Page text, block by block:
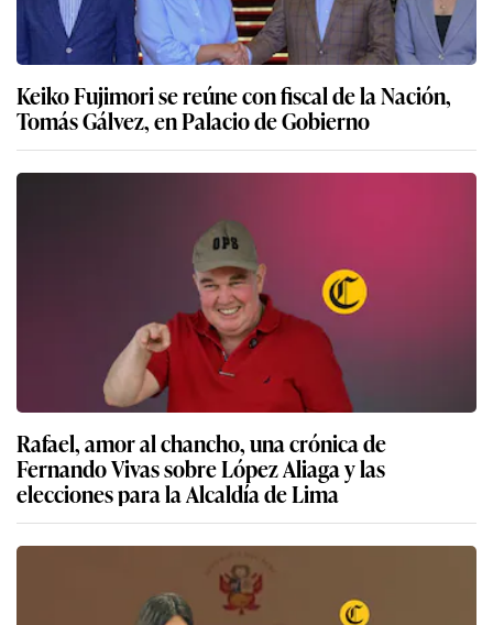
Keiko Fujimori se reúne con fiscal de la Nación,
Tomás Gálvez, en Palacio de Gobierno
Rafael, amor al chancho, una crónica de
Fernando Vivas sobre López Aliaga y las
elecciones para la Alcaldía de Lima